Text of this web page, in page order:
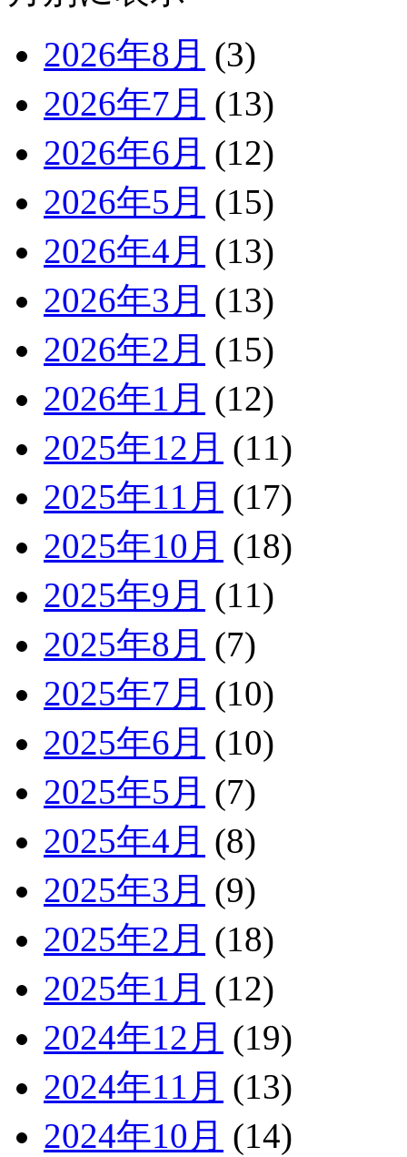
2026年8月 (3)
2026年7月 (13)
2026年6月 (12)
2026年5月 (15)
2026年4月 (13)
2026年3月 (13)
2026年2月 (15)
2026年1月 (12)
2025年12月 (11)
2025年11月 (17)
2025年10月 (18)
2025年9月 (11)
2025年8月 (7)
2025年7月 (10)
2025年6月 (10)
2025年5月 (7)
2025年4月 (8)
2025年3月 (9)
2025年2月 (18)
2025年1月 (12)
2024年12月 (19)
2024年11月 (13)
2024年10月 (14)